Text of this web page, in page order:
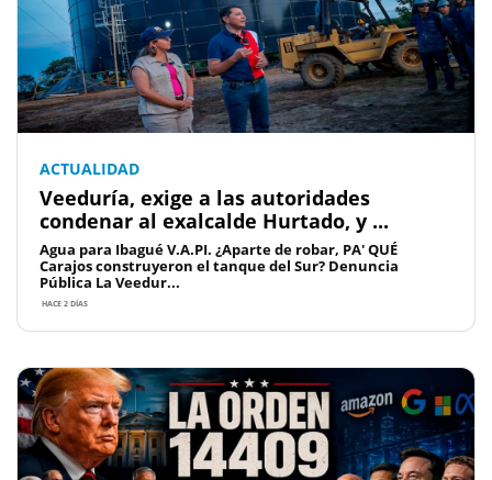
ACTUALIDAD
Veeduría, exige a las autoridades
condenar al exalcalde Hurtado, y ...
Agua para Ibagué V.A.PI. ¿Aparte de robar, PA' QUÉ
Carajos construyeron el tanque del Sur? Denuncia
Pública La Veedur...
HACE 2 DÍAS